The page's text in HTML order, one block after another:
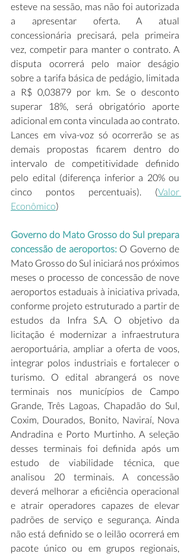
esteve na sessão, mas não foi autorizada
a apresentar oferta. A atual
concessionária precisará, pela primeira
vez, competir para manter o contrato. A
disputa ocorrerá pelo maior deságio
sobre a tarifa básica de pedágio, limitada
a R$ 0,03879 por km. Se o desconto
superar 18%, será obrigatório aporte
adicional em conta vinculada ao contrato.
Lances em viva-voz só ocorrerão se as
demais propostas ficarem dentro do
intervalo de competitividade definido
pelo edital (diferença inferior a 20% ou
cinco pontos percentuais). (Valor
Econômico)
Governo do Mato Grosso do Sul prepara
concessão de aeroportos: O Governo de
Mato Grosso do Sul iniciará nos próximos
meses o processo de concessão de nove
aeroportos estaduais à iniciativa privada,
conforme projeto estruturado a partir de
estudos da Infra S.A. O objetivo da
licitação é modernizar a infraestrutura
aeroportuária, ampliar a oferta de voos,
integrar polos industriais e fortalecer o
turismo. O edital abrangerá os nove
terminais nos municípios de Campo
Grande, Três Lagoas, Chapadão do Sul,
Coxim, Dourados, Bonito, Naviraí, Nova
Andradina e Porto Murtinho. A seleção
desses terminais foi definida após um
estudo de viabilidade técnica, que
analisou 20 terminais. A concessão
deverá melhorar a eficiência operacional
e atrair operadores capazes de elevar
padrões de serviço e segurança. Ainda
não está definido se o leilão ocorrerá em
pacote único ou em grupos regionais,